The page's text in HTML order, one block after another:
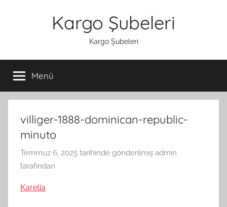
Kargo Şubeleri
Kargo Şubeleri
Menü
villiger-1888-dominican-republic-
minuto
Temmuz 6, 2025 tarihinde gönderilmiş admin
tarafından
Karelia